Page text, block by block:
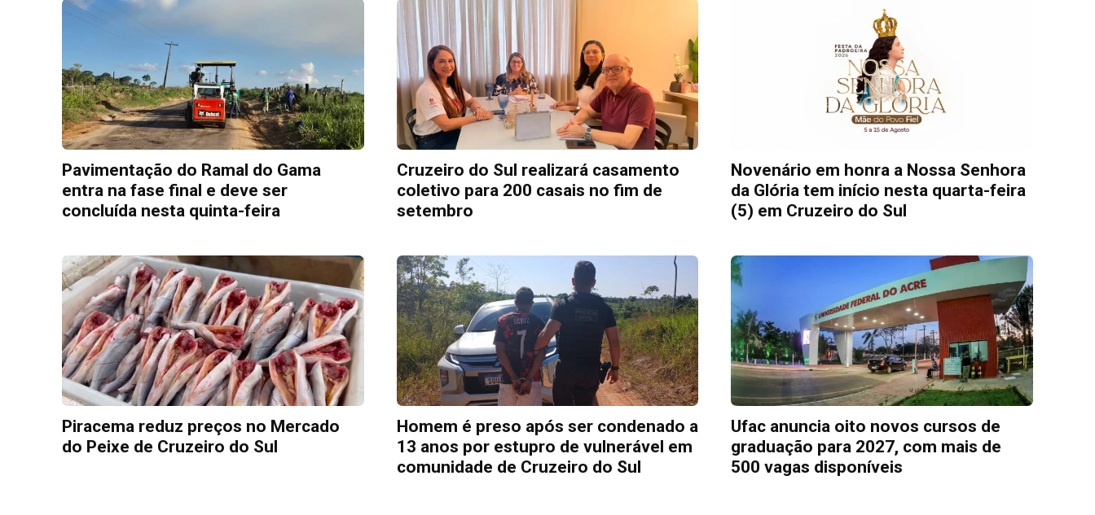
Pavimentação do Ramal do Gama
entra na fase final e deve ser
concluída nesta quinta-feira
Cruzeiro do Sul realizará casamento
coletivo para 200 casais no fim de
setembro
Novenário em honra a Nossa Senhora
da Glória tem início nesta quarta-feira
(5) em Cruzeiro do Sul
Piracema reduz preços no Mercado
do Peixe de Cruzeiro do Sul
Homem é preso após ser condenado a
13 anos por estupro de vulnerável em
comunidade de Cruzeiro do Sul
Ufac anuncia oito novos cursos de
graduação para 2027, com mais de
500 vagas disponíveis